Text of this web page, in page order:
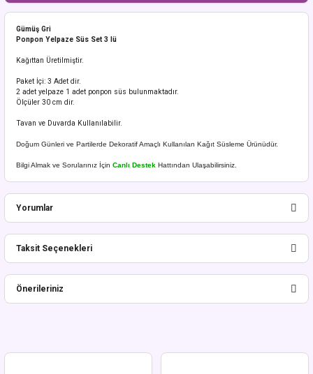
Gümüş Gri
Ponpon Yelpaze Süs Set 3 lü
Kağıttan Üretilmiştir.
Paket İçi: 3 Adet dir.
2 adet yelpaze 1 adet ponpon süs bulunmaktadır.
Ölçüler 30 cm dir.
Tavan ve Duvarda Kullanılabilir.
Doğum Günleri ve Partilerde Dekoratif Amaçlı Kullanılan Kağıt Süsleme Ürünüdür.
Bilgi Almak ve Sorularınız İçin Canlı Destek Hattından Ulaşabilirsiniz.
Yorumlar
Bu ürüne ilk yorumu siz yapın!
Taksit Seçenekleri
Önerileriniz